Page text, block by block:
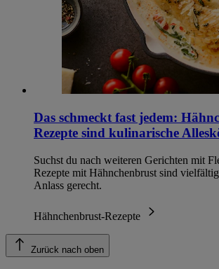
Das schmeckt fast jedem:
Rezepte sind kulinarische
Suchst du nach weiteren Gerichten mit
Rezepte mit Hähnchenbrust sind
Anlass gerecht.
Hähnchenbrust-Rezepte
Zurück nach oben